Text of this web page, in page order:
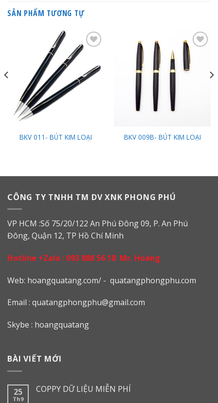
SẢN PHẨM TƯƠNG TỰ
Add to
BKV 011- BÚT KIM LOẠI
Add to
Wishlist
BKV 009B- BÚT KIM LOẠI
CÔNG TY TNHH TM DV XNK PHONG PHÚ
VP HCM :Số 75/20/122 An Phú Đông 09, P. An Phú
Đông, Quận 12, TP Hồ Chí Minh
Hotline +Zalo : 093 888 56 18 Mr. Hoàng
Web: hoangquatang.com/ - quatangphongphu.com
Email : quatangphongphu@gmail.com
Skybe : hoangquatang
BÀI VIẾT MỚI
25
Th9
COPPY DỮ LIỆU MIỄN PHÍ